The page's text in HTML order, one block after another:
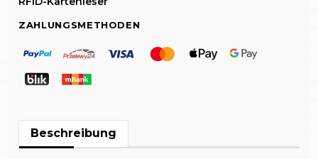
ZAHLUNGSMETHODEN
Beschreibung